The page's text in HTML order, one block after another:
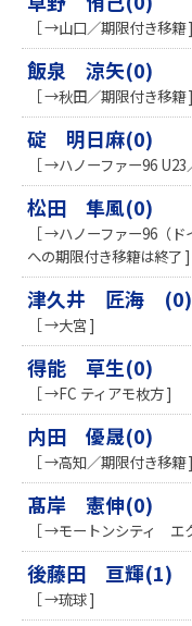
［ →山口／期限付き移籍 ]
飯泉 涼矢(0)
［ →秋田／期限付き移籍 ]
碇 明日麻(0)
［ →ハノーファー96
松田 隼風(0)
［ →ハノーファー96（
への期限付き移籍は終了 ]
津久井 匠海 (0)
［ →大宮 ]
得能 草生(0)
［ →FC ティアモ枚方 ]
内田 優晟(0)
［ →高知／期限付き移籍 ]
髙岸 憲伸(0)
［ →モートンシティ エ
後藤田 亘輝(1)
［ →琉球 ]